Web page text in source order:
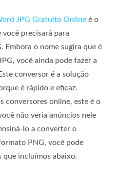
JPG Gratuito Online é o
você precisará para
Embora o nome sugira que é
você ainda pode fazer a
conversor é a solução
é rápido e eficaz.
conversores online, este é o
não veria anúncios nele
lo a converter o
PNG, você pode
que incluímos abaixo.